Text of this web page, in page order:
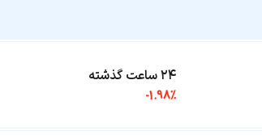
۲۴ ساعت گذشته
-1.98%